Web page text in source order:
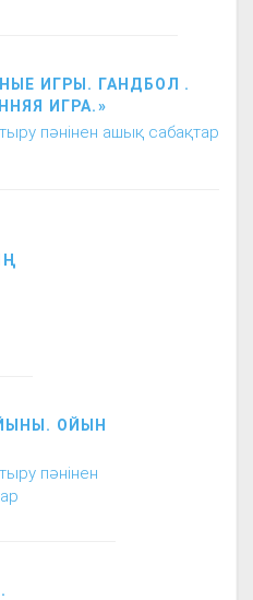
ИГРЫ. ГАНДБОЛ .
ИГРА.»
пәнінен ашық сабақтар
ОЙЫН
пәнінен